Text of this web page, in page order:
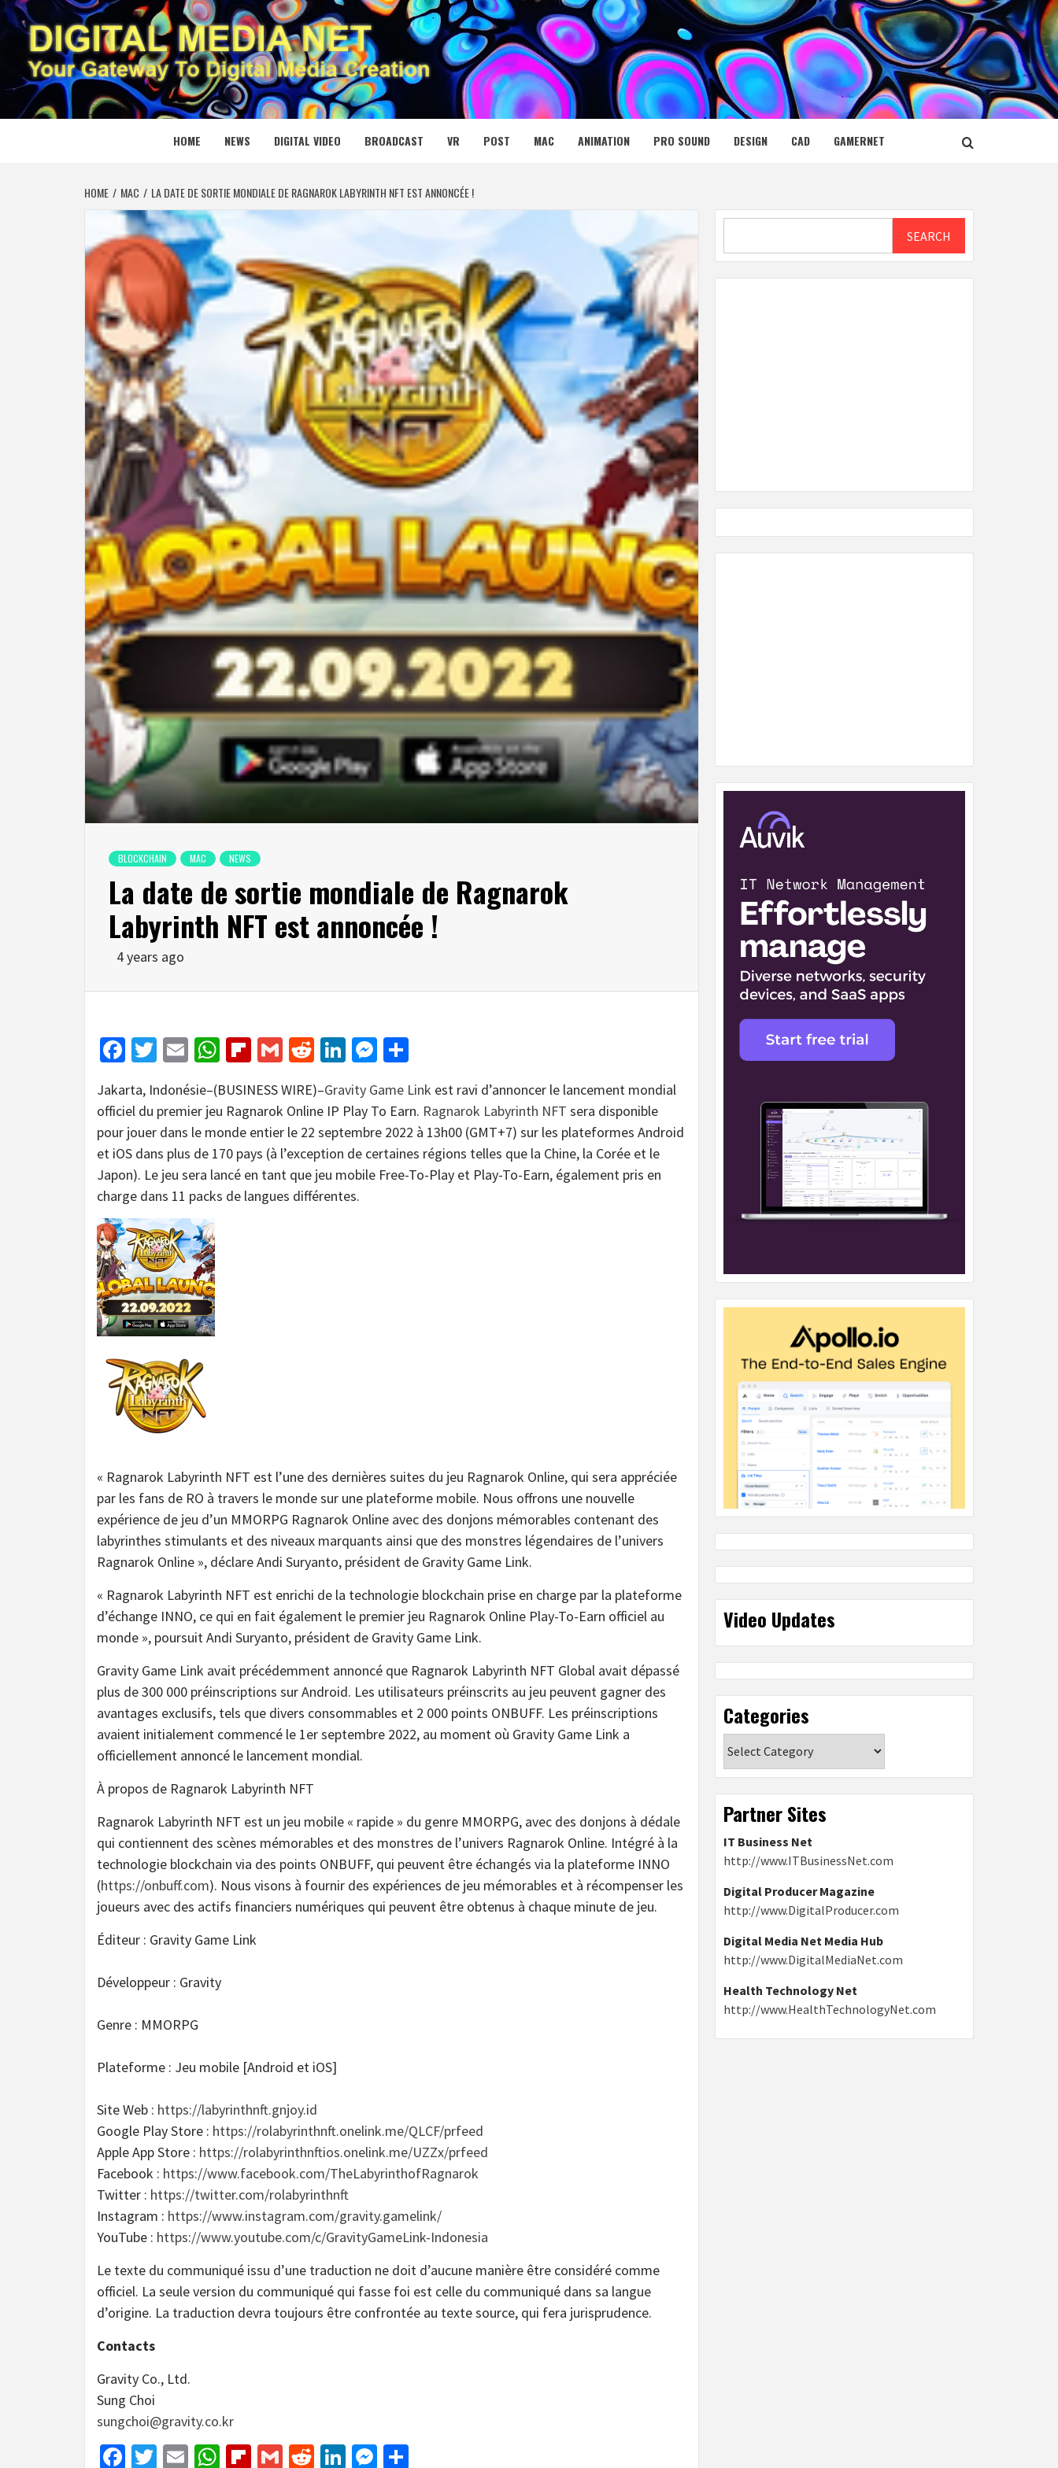
Skip
to
content
DIGITAL MEDIA NET
YOUR GATEWAY TO DIGITAL MEDIA CREATION
HOME NEWS DIGITAL VIDEO BROADCAST VR POST MAC ANIMATION PRO SOUND DESIGN CAD GAMERNET
HOME MAC LA DATE DE SORTIE MONDIALE DE RAGNAROK LABYRINTH NFT EST ANNONCÉE !
BLOCKCHAIN MAC NEWS
La date de sortie mondiale de Ragnarok
Labyrinth NFT est annoncée !
4 years ago
Facebook
Twitter
EmailWhatsApp
Flipboard
GmailRedditLinkedIn
Messenger
Jakarta, Indonésie–(BUSINESS WIRE)–Gravity Game Link est ravi d’annoncer le lancement mondial
officiel du premier jeu Ragnarok Online IP Play To Earn. Ragnarok Labyrinth NFT sera disponible
pour jouer dans le monde entier le 22 septembre 2022 à 13h00 (GMT+7) sur les plateformes Android
et iOS dans plus de 170 pays (à l’exception de certaines régions telles que la Chine, la Corée et le
Japon). Le jeu sera lancé en tant que jeu mobile Free-To-Play et Play-To-Earn, également pris en
charge dans 11 packs de langues différentes.
« Ragnarok Labyrinth NFT est l’une des dernières suites du jeu Ragnarok Online, qui sera appréciée
par les fans de RO à travers le monde sur une plateforme mobile. Nous offrons une nouvelle
expérience de jeu d’un MMORPG Ragnarok Online avec des donjons mémorables contenant des
labyrinthes stimulants et des niveaux marquants ainsi que des monstres légendaires de l’univers
Ragnarok Online », déclare Andi Suryanto, président de Gravity Game Link.
« Ragnarok Labyrinth NFT est enrichi de la technologie blockchain prise en charge par la plateforme
d’échange INNO, ce qui en fait également le premier jeu Ragnarok Online Play-To-Earn officiel au
monde », poursuit Andi Suryanto, président de Gravity Game Link.
Gravity Game Link avait précédemment annoncé que Ragnarok Labyrinth NFT Global avait dépassé
plus de 300 000 préinscriptions sur Android. Les utilisateurs préinscrits au jeu peuvent gagner des
avantages exclusifs, tels que divers consommables et 2 000 points ONBUFF. Les préinscriptions
avaient initialement commencé le 1er septembre 2022, au moment où Gravity Game Link a
officiellement annoncé le lancement mondial.
À propos de Ragnarok Labyrinth NFT
Ragnarok Labyrinth NFT est un jeu mobile « rapide » du genre MMORPG, avec des donjons à dédale
qui contiennent des scènes mémorables et des monstres de l’univers Ragnarok Online. Intégré à la
technologie blockchain via des points ONBUFF, qui peuvent être échangés via la plateforme INNO
(https://onbuff.com). Nous visons à fournir des expériences de jeu mémorables et à récompenser les
joueurs avec des actifs financiers numériques qui peuvent être obtenus à chaque minute de jeu.
Éditeur : Gravity Game Link
Développeur : Gravity
Genre : MMORPG
Plateforme : Jeu mobile [Android et iOS]
Site Web : https://labyrinthnft.gnjoy.id
Google Play Store : https://rolabyrinthnft.onelink.me/QLCF/prfeed
Apple App Store : https://rolabyrinthnftios.onelink.me/UZZx/prfeed
Facebook : https://www.facebook.com/TheLabyrinthofRagnarok
Twitter : https://twitter.com/rolabyrinthnft
Instagram : https://www.instagram.com/gravity.gamelink/
YouTube : https://www.youtube.com/c/GravityGameLink-Indonesia
Le texte du communiqué issu d’une traduction ne doit d’aucune manière être considéré comme
officiel. La seule version du communiqué qui fasse foi est celle du communiqué dans sa langue
d’origine. La traduction devra toujours être confrontée au texte source, qui fera jurisprudence.
Contacts
Gravity Co., Ltd.
Sung Choi
sungchoi@gravity.co.kr
Facebook
Twitter
EmailWhatsApp
Flipboard
GmailRedditLinkedIn
Messenger
SEARCH
Video Updates
Categories
Partner Sites
IT Business Net
http://www.ITBusinessNet.com
Digital Producer Magazine
http://www.DigitalProducer.com
Digital Media Net Media Hub
http://www.DigitalMediaNet.com
Health Technology Net
http://www.HealthTechnologyNet.com